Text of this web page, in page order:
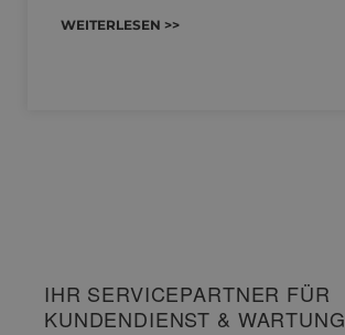
WEITERLESEN >>
IHR SERVICEPARTNER FÜR
KUNDENDIENST & WARTUNG